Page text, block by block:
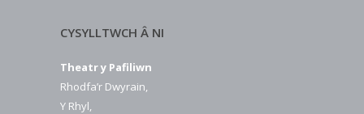
CYSYLLTWCH Â NI
Theatr y Pafiliwn
Rhodfa’r Dwyrain,
Y Rhyl,